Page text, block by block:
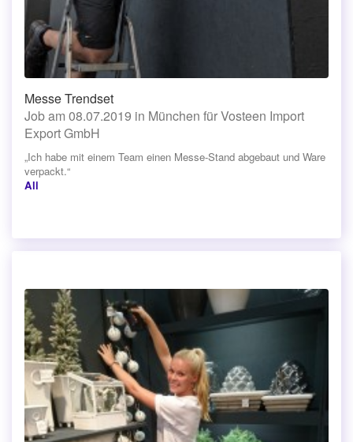
Messe Trendset
Job am 08.07.2019 in München für Vosteen Import
Export GmbH
„Ich habe mit einem Team einen Messe-Stand abgebaut und Ware
verpackt.“
Ali